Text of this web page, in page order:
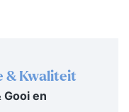
een ‘wild’ idee
tijde op nieuwe,
te komen. Alleen
& Kwaliteit
en